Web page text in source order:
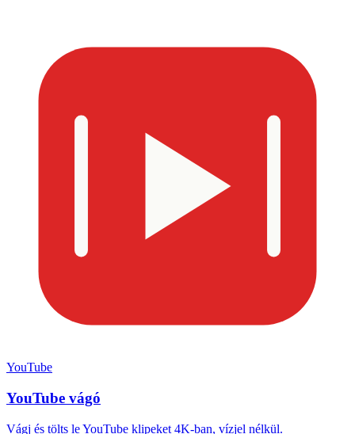
YouTube
YouTube vágó
Vágj és tölts le YouTube klipeket 4K-ban, vízjel nélkül.